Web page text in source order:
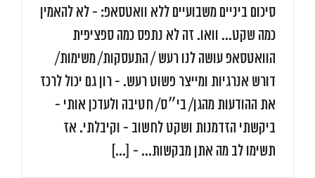
סיכום ביניים משבועיים ללא וואטסאפ: - לא להאמין
כמה שקט... וואו. זה לא נתפס כמה ספציפית
הוואטסאפ עושה לנו רעש / התעסקות/ משימות/
דורש אנרגיות ומייצר פשוט רעש. - רון גם יכול לרכז
את ההודעות מהגן/ בי״ס/ חטיבה ולעדכן אותי -
ביקשתי הזדמנות ושקט לחשוב - וקיבלתי. אז
תשימו לב מה אתן מבקשות... - [...]